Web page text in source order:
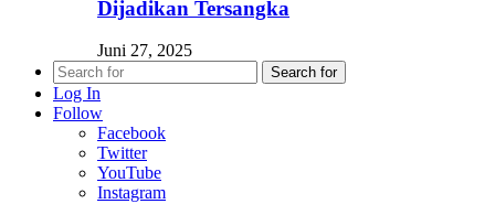
Dijadikan Tersangka
Juni 27, 2025
Search for
Log In
Follow
Facebook
Twitter
YouTube
Instagram